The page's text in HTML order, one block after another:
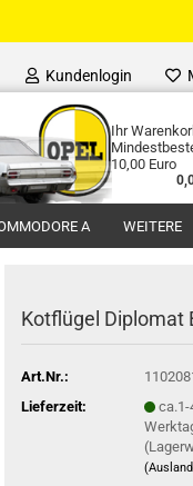
Kundenlogin
Ihr
10,00 Euro
A WEITERE
Kotflügel Diplomat
Art.Nr.:
Lieferzeit:
ca.1-